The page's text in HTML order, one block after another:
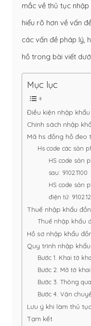
mắc về thủ tục
hiểu rõ hơn về vấn
các vấn đề pháp lý,
hồ trong bài viết
Mục lục
Điều kiện nhập
Chính sách nhập
Mã hs đồng hồ đeo
Hs code các sản
HS code sản
sau: 9102.1100
HS code sản
điện tử:
Thuế nhập khẩu
Thuế nhập khẩu
Hồ sơ nhập khẩu
Quy trình nhập
Bước 1. Khai tờ
Bước 2. Mở tờ
Bước 3. Thông
Bước 4. Vận
Lưu ý khi làm thủ
Tạm kết